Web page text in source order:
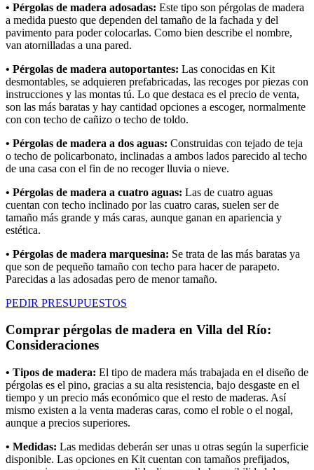
• Pérgolas de madera adosadas: Este tipo son pérgolas de madera
a medida puesto que dependen del tamaño de la fachada y del
pavimento para poder colocarlas. Como bien describe el nombre,
van atornilladas a una pared.
• Pérgolas de madera autoportantes: Las conocidas en Kit
desmontables, se adquieren prefabricadas, las recoges por piezas con
instrucciones y las montas tú. Lo que destaca es el precio de venta,
son las más baratas y hay cantidad opciones a escoger, normalmente
con con techo de cañizo o techo de toldo.
• Pérgolas de madera a dos aguas: Construidas con tejado de teja
o techo de policarbonato, inclinadas a ambos lados parecido al techo
de una casa con el fin de no recoger lluvia o nieve.
• Pérgolas de madera a cuatro aguas: Las de cuatro aguas
cuentan con techo inclinado por las cuatro caras, suelen ser de
tamaño más grande y más caras, aunque ganan en apariencia y
estética.
• Pérgolas de madera marquesina: Se trata de las más baratas ya
que son de pequeño tamaño con techo para hacer de parapeto.
Parecidas a las adosadas pero de menor tamaño.
PEDIR PRESUPUESTOS
Comprar pérgolas de madera en Villa del Río:
Consideraciones
• Tipos de madera: El tipo de madera más trabajada en el diseño de
pérgolas es el pino, gracias a su alta resistencia, bajo desgaste en el
tiempo y un precio más económico que el resto de maderas. Así
mismo existen a la venta maderas caras, como el roble o el nogal,
aunque a precios superiores.
• Medidas: Las medidas deberán ser unas u otras según la superficie
disponible. Las opciones en Kit cuentan con tamaños prefijados,